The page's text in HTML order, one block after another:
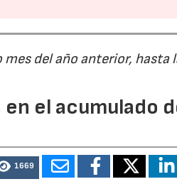
del año anterior, hasta
el acumulado
1669